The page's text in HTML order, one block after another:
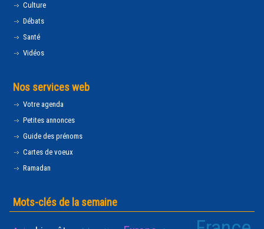
Culture
Débats
Santé
Vidéos
Nos services web
Votre agenda
Petites annonces
Guide des prénoms
Cartes de voeux
Ramadan
Mots-clés de la semaine